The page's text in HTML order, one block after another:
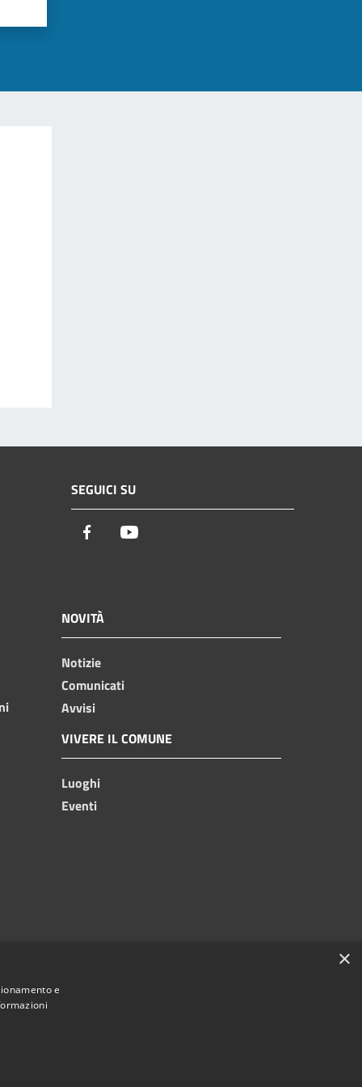
SEGUICI SU
Facebook
NOVITÀ
Notizie
Comunicati
Avvisi
VIVERE IL COMUNE
Luoghi
Eventi
×
e